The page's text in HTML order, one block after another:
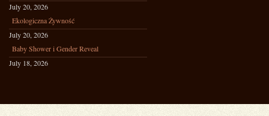
July 20, 2026
Ekologiczna Żywność
July 20, 2026
Baby Shower i Gender Reveal
July 18, 2026